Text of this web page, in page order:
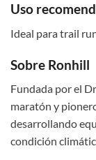
Uso
Ideal para trail
Sobre Ronhill
Fundada por el
maratón y
desarrollando
condición